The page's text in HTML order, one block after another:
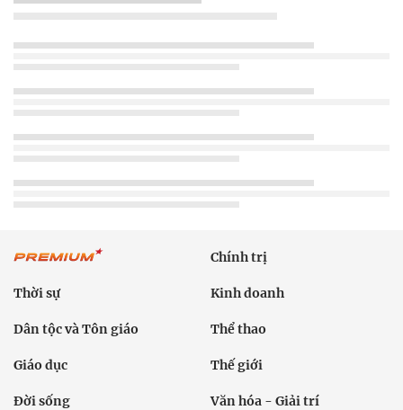
Chính trị
Thời sự Kinh doanh
Dân tộc và Tôn giáo Thể thao
Giáo dục Thế giới
Đời sống Văn hóa - Giải trí